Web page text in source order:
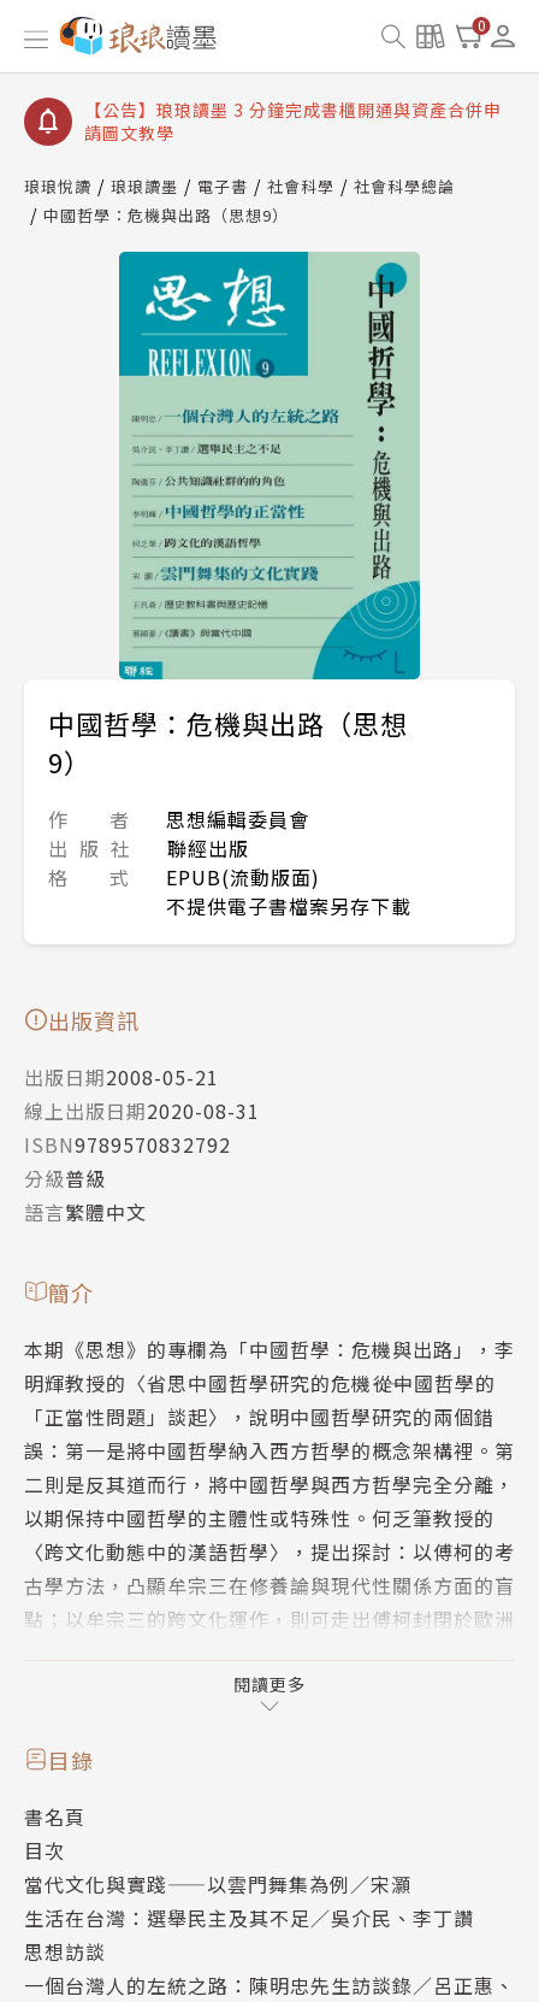
0
【公告】琅琅讀墨數位閱讀資產合併與書櫃開通申請
【公告】琅琅讀墨書櫃開通常見問題
【公告】琅琅讀墨 3 分鐘完成書櫃開通與資產合併申
請圖文教學
查詢
【公告】琅琅讀墨數位閱讀資產合併與書櫃開通申請
琅琅悅讀 琅琅讀墨 電子書 社會科學
社會科學總論
中國哲學：危機與出路（思想9）
中國哲學：危機與出路（思想
9）
作 者
思想編輯委員會
出 版 社
聯經出版
格 式
EPUB(流動版面)
不提供電子書檔案另存下載
出版資訊
出版日期2008-05-21
線上出版日期2020-08-31
ISBN9789570832792
分級普級
語言繁體中文
簡介
本期《思想》的專欄為「中國哲學：危機與出路」，李
明輝教授的〈省思中國哲學研究的危機――從中國哲學的
「正當性問題」談起〉，說明中國哲學研究的兩個錯
誤：第一是將中國哲學納入西方哲學的概念架構裡。第
二則是反其道而行，將中國哲學與西方哲學完全分離，
以期保持中國哲學的主體性或特殊性。何乏筆教授的
〈跨文化動態中的漢語哲學〉，提出探討：以傅柯的考
古學方法，凸顯牟宗三在修養論與現代性關係方面的盲
點；以牟宗三的跨文化運作，則可走出傅柯封閉於歐洲
思考中國哲學研究——兼論所謂「反向格義」〉，則借
用「哲學在中國」與「中國式的哲學」兩概念，來分析
中國哲學成立的問題。從普遍哲學的「哲學在中國」，
論各自的困難。
編者：思想編輯委員會
閱讀更多
目錄
書名頁
目次
當代文化與實踐——以雲門舞集為例／宋灝
生活在台灣：選舉民主及其不足／吳介民、李丁讚
思想訪談
一個台灣人的左統之路：陳明忠先生訪談錄／呂正惠、